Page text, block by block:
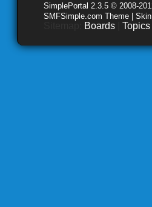
SimplePortal 2.3.5 © 2008-
SMFSimple.com Theme |
Boards Topics